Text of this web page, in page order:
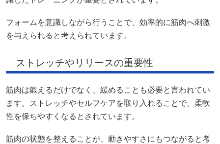
フォームを意識しながら行うことで、効率的に筋肉へ刺激
を与えられると考えられています。
ストレッチやリリースの重要性
筋肉は鍛えるだけでなく、緩めることも必要と言われてい
ます。ストレッチやセルフケアを取り入れることで、柔軟
性を保ちやすくなるとされています。
筋肉の状態を整えることが、動きやすさにもつながると考